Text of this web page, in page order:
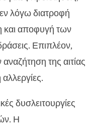
λόγω διατροφή
και αποφυγή των
Επιπλέον,
της αιτίας
δυσλειτουργίες
Η